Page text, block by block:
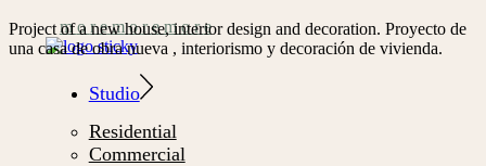
m o r e m o r e m o r e
Studio
Residential
Commercial
Project of a new house, interior design and decoration. Proyecto de
una casa de obra nueva , interiorismo y decoración de vivienda.